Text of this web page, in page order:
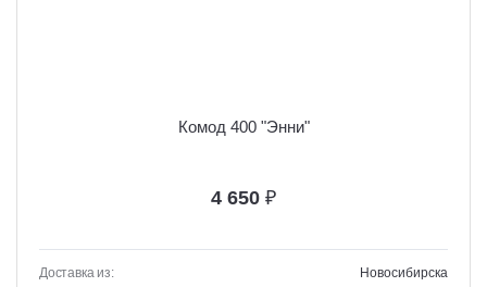
Комод 400 "Энни"
4 650 ₽
Доставка из:
Новосибирска